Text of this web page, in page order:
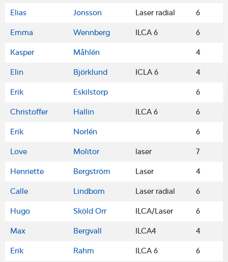
Elias Jonsson Laser radial 6
Emma Wennberg ILCA 6 6
Kasper Måhlén 4
Elin Björklund ICLA 6 4
Erik Eskilstorp 6
Christoffer Hallin ILCA 6 6
Erik Norlén 6
Love Molitor laser 7
Henriette Bergström Laser 4
Calle Lindbom Laser radial 6
Hugo Sköld Orr ILCA/Laser 6
Max Bergvall ILCA4 4
Erik Rahm ILCA 6 6